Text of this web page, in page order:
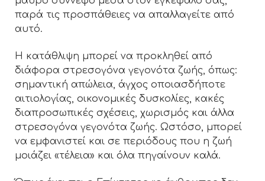
παρά τις προσπάθειες να απαλλαγείτε από
αυτό.
Η κατάθλιψη μπορεί να προκληθεί από
διάφορα στρεσογόνα γεγονότα ζωής, όπως:
σημαντική απώλεια, άγχος οποιασδήποτε
αιτιολογίας, οικονομικές δυσκολίες, κακές
διαπροσωπικές σχέσεις, χωρισμός και άλλα
στρεσογόνα γεγονότα ζωής. Ωστόσο, μπορεί
να εμφανιστεί και σε περιόδους που η ζωή
μοιάζει «τέλεια» και όλα πηγαίνουν καλά.